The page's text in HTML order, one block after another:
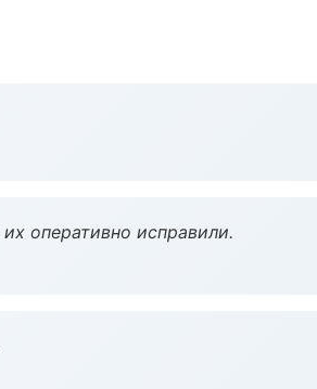
оперативно исправили.